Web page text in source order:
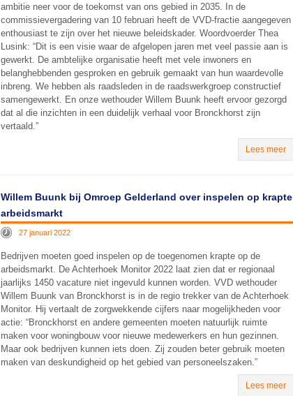
ambitie neer voor de toekomst van ons gebied in 2035. In de
commissievergadering van 10 februari heeft de VVD-fractie aangegeven
enthousiast te zijn over het nieuwe beleidskader. Woordvoerder Thea
Lusink: “Dit is een visie waar de afgelopen jaren met veel passie aan is
gewerkt. De ambtelijke organisatie heeft met vele inwoners en
belanghebbenden gesproken en gebruik gemaakt van hun waardevolle
inbreng. We hebben als raadsleden in de raadswerkgroep constructief
samengewerkt. En onze wethouder Willem Buunk heeft ervoor gezorgd
dat al die inzichten in een duidelijk verhaal voor Bronckhorst zijn
vertaald.”
Lees meer
Willem Buunk bij Omroep Gelderland over inspelen op krapte
arbeidsmarkt
27 januari 2022
Bedrijven moeten goed inspelen op de toegenomen krapte op de
arbeidsmarkt. De Achterhoek Monitor 2022 laat zien dat er regionaal
jaarlijks 1450 vacature niet ingevuld kunnen worden. VVD wethouder
Willem Buunk van Bronckhorst is in de regio trekker van de Achterhoek
Monitor. Hij vertaalt de zorgwekkende cijfers naar mogelijkheden voor
actie: “Bronckhorst en andere gemeenten moeten natuurlijk ruimte
maken voor woningbouw voor nieuwe medewerkers en hun gezinnen.
Maar ook bedrijven kunnen iets doen. Zij zouden beter gebruik moeten
maken van deskundigheid op het gebied van personeelszaken.”
Lees meer